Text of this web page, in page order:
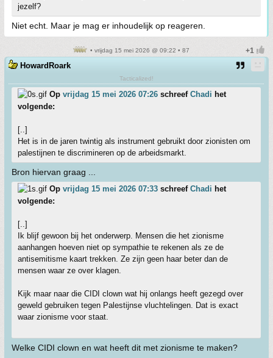
jezelf?
Niet echt. Maar je mag er inhoudelijk op reageren.
• vrijdag 15 mei 2026 @ 09:22 • 87
HowardRoark
Tacticalized!
Op vrijdag 15 mei 2026 07:26 schreef Chadi het
volgende:
[..]
Het is in de jaren twintig als instrument gebruikt door zionisten om
palestijnen te discrimineren op de arbeidsmarkt.
Bron hiervan graag ...
Op vrijdag 15 mei 2026 07:33 schreef Chadi het
volgende:
[..]
Ik blijf gewoon bij het onderwerp. Mensen die het zionisme
aanhangen hoeven niet op sympathie te rekenen als ze de
antisemitisme kaart trekken. Ze zijn geen haar beter dan de
mensen waar ze over klagen.
Kijk maar naar die CIDI clown wat hij onlangs heeft gezegd over
geweld gebruiken tegen Palestijnse vluchtelingen. Dat is exact
waar zionisme voor staat.
Welke CIDI clown en wat heeft dit met zionisme te maken?